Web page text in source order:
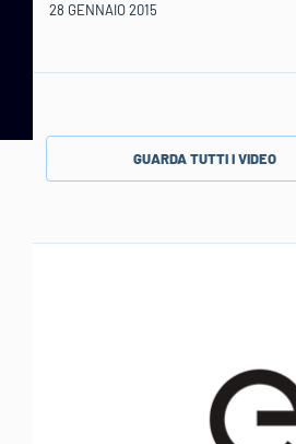
28 GENNAIO 2015
GUARDA TUTTI I VIDEO